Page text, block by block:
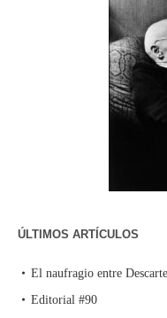
ÚLTIMOS ARTÍCULOS
El naufragio entre
Editorial #90